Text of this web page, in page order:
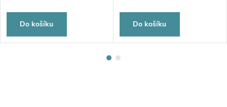
Do košíku Do košíku